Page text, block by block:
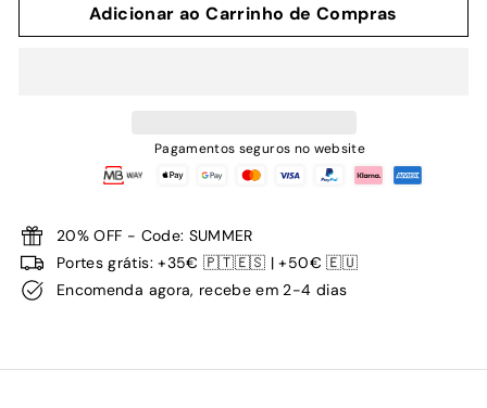
Adicionar ao Carrinho de Compras
Pagamentos seguros no website
20% OFF - Code: SUMMER
Portes grátis: +35€ 🇵🇹🇪🇸 | +50€ 🇪🇺
Encomenda agora, recebe em 2-4 dias